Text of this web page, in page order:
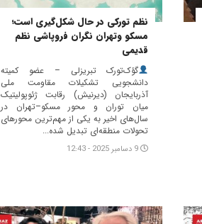
نظم تورکی در حال شکل‌گیری است؛
مسکو وتهران نگران فروپاشی نظم
قدیمی
گؤک‌تورک تبریزلی – عضو کمیته
دانشجویی تشکیلات مقاومت ملی
آذربایجان (دیرنیش) رقابت ژئوپولیتیک
میان توران و محور مسکو–تهران در
سال‌های اخیر به یکی از مهم‌ترین محورهای
تحولات منطقه‌ای تبدیل شده...
9 دسامبر 2025 - 12:43